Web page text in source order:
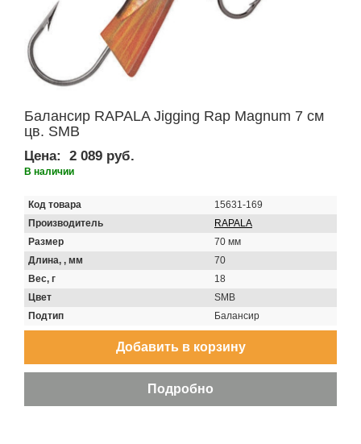
Балансир RAPALA Jigging Rap Magnum 7 см
цв. SMB
Цена: 2 089 руб.
В наличии
Код товара
15631-169
Производитель
RAPALA
Размер
70 мм
Длина, , мм
70
Вес, г
18
Цвет
SMB
Подтип
Балансир